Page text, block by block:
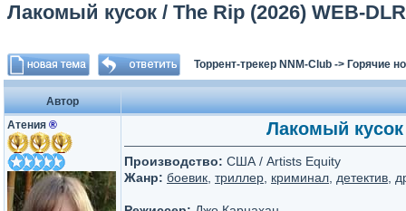
Лакомый кусок / The Rip (2026) WEB-
Торрент-трекер NNM-Club -> Горячие
Автор
Атения ® Лакомый кусок
Производство: США / Artists Equity
Жанр: боевик триллер криминал детектив ,